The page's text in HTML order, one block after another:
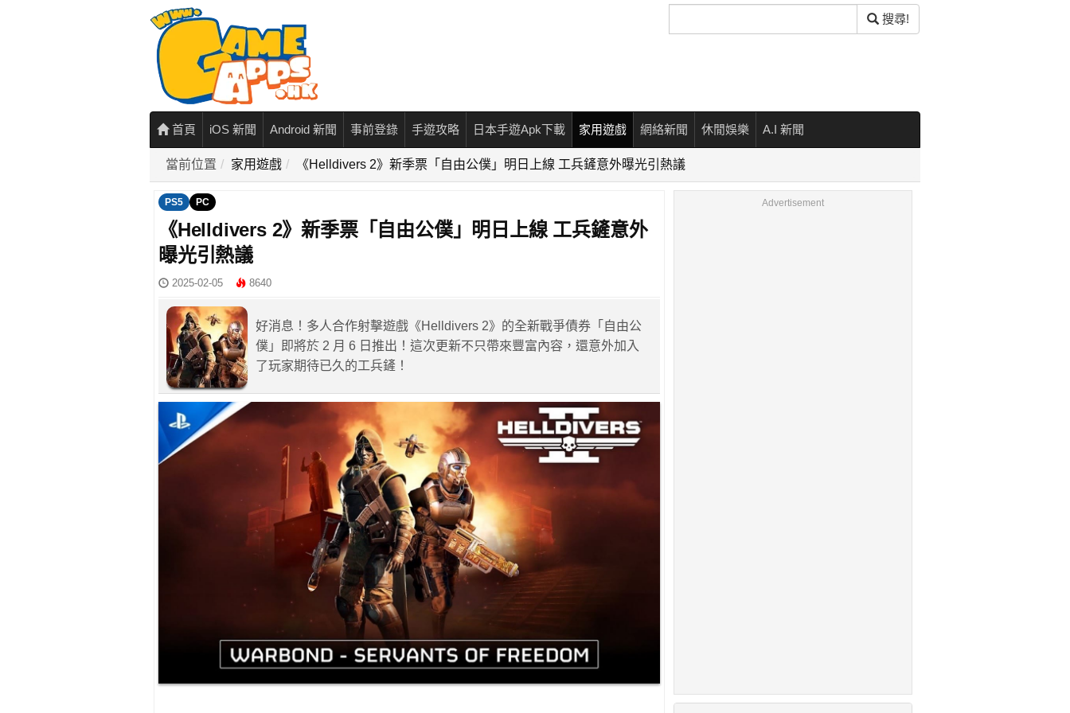
尋
搜尋!
首頁 iOS 新聞 Android 新聞 事前登錄 手遊攻略 日本手遊Apk下載 家用遊戲 網絡新聞 休閒娛樂 A.I 新聞
當前位置 家用遊戲 《Helldivers 2》新季票「自由公僕」明日上線 工兵鏟意外曝光引熱議
PS5 PC
《Helldivers 2》新季票「自由公僕」明日上線 工兵鏟意外
曝光引熱議
2025-02-05 8640
好消息！多人合作射擊遊戲《Helldivers 2》的全新戰爭債券「自由公
僕」即將於 2 月 6 日推出！這次更新不只帶來豐富內容，還意外加入
了玩家期待已久的工兵鏟！
Advertisement